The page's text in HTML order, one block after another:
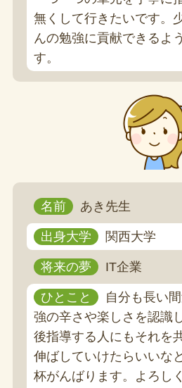
無くして行きたいです。
んの勉強に貢献できるよ
す。
名前 あき先生
出身大学 関西大学
将来の夢 IT企業
ひとこと
自分も長い
強の辛さや楽しさを認識
後指導する人にもそれを
伸ばしていけたらいいな
杯がんばります。よろし